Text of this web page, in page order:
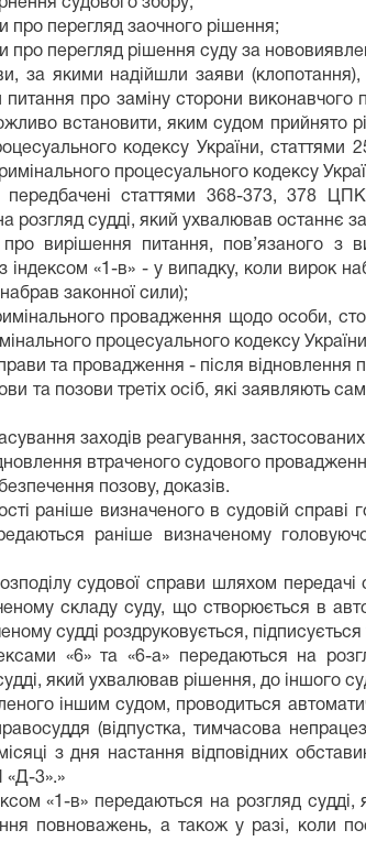
про перегляд заочного рішення;
про перегляд рішення суду за
за якими надійшли заяви
питання про заміну сторони
встановити, яким судом прийнято
кодексу України, статтями
процесуального кодексу
передбачені статтями 368-373, 378
розгляд судді, який ухвалював останнє
вирішення питання, пов’язаного з
індексом «1-в» - у випадку, коли вирок
законної сили);
провадження щодо особи,
процесуального кодексу
та провадження - після
та позови третіх осіб, які заявляють
заходів реагування,
втраченого судового
позову, доказів.
раніше визначеного в судовій
раніше визначеному
судової справи шляхом
складу суду, що створюється в
судді роздруковується,
«6» та «6-а» передаються на
який ухвалював рішення, до іншого
іншим судом, проводиться
(відпустка, тимчасова
з дня настання відповідних
3».»
«1-в» передаються на розгляд
повноважень, а також у разі, коли